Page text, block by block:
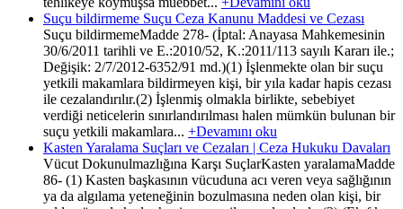
Suçu bildirmeme Suçu Ceza Kanunu Maddesi ve Cezası
Suçu bildirmemeMadde 278- (İptal: Anayasa Mahkemesinin
30/6/2011 tarihli ve E.:2010/52, K.:2011/113 sayılı Kararı ile.;
Değişik: 2/7/2012-6352/91 md.)(1) İşlenmekte olan bir suçu
yetkili makamlara bildirmeyen kişi, bir yıla kadar hapis cezası
ile cezalandırılır.(2) İşlenmiş olmakla birlikte, sebebiyet
verdiği neticelerin sınırlandırılması halen mümkün bulunan bir
suçu yetkili makamlara... +Devamını oku
Kasten Yaralama Suçları ve Cezaları | Ceza Hukuku Davaları
Vücut Dokunulmazlığına Karşı SuçlarKasten yaralamaMadde
86- (1) Kasten başkasının vücuduna acı veren veya sağlığının
ya da algılama yeteneğinin bozulmasına neden olan kişi, bir